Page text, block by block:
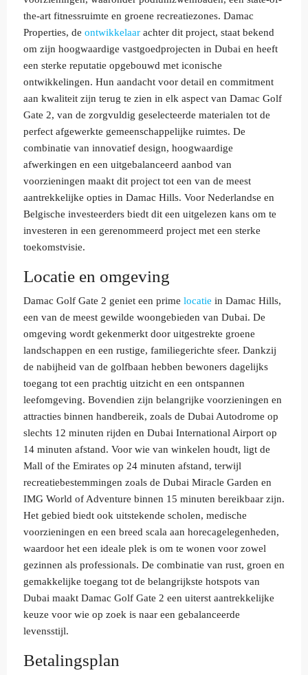
the-art fitnessruimte en groene recreatiezones. Damac
Properties, de ontwikkelaar achter dit project, staat bekend
om zijn hoogwaardige vastgoedprojecten in Dubai en heeft
een sterke reputatie opgebouwd met iconische
ontwikkelingen. Hun aandacht voor detail en commitment
aan kwaliteit zijn terug te zien in elk aspect van Damac Golf
Gate 2, van de zorgvuldig geselecteerde materialen tot de
perfect afgewerkte gemeenschappelijke ruimtes. De
combinatie van innovatief design, hoogwaardige
afwerkingen en een uitgebalanceerd aanbod van
voorzieningen maakt dit project tot een van de meest
aantrekkelijke opties in Damac Hills. Voor Nederlandse en
Belgische investeerders biedt dit een uitgelezen kans om te
investeren in een gerenommeerd project met een sterke
toekomstvisie.
Locatie en omgeving
Damac Golf Gate 2 geniet een prime locatie in Damac Hills,
een van de meest gewilde woongebieden van Dubai. De
omgeving wordt gekenmerkt door uitgestrekte groene
landschappen en een rustige, familiegerichte sfeer. Dankzij
de nabijheid van de golfbaan hebben bewoners dagelijks
toegang tot een prachtig uitzicht en een ontspannen
leefomgeving. Bovendien zijn belangrijke voorzieningen en
attracties binnen handbereik, zoals de Dubai Autodrome op
slechts 12 minuten rijden en Dubai International Airport op
14 minuten afstand. Voor wie van winkelen houdt, ligt de
Mall of the Emirates op 24 minuten afstand, terwijl
recreatiebestemmingen zoals de Dubai Miracle Garden en
IMG World of Adventure binnen 15 minuten bereikbaar zijn.
Het gebied biedt ook uitstekende scholen, medische
voorzieningen en een breed scala aan horecagelegenheden,
waardoor het een ideale plek is om te wonen voor zowel
gezinnen als professionals. De combinatie van rust, groen en
gemakkelijke toegang tot de belangrijkste hotspots van
Dubai maakt Damac Golf Gate 2 een uiterst aantrekkelijke
keuze voor wie op zoek is naar een gebalanceerde
levensstijl.
Betalingsplan